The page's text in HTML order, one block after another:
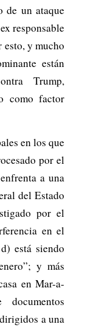
de un ataque
responsable
y mucho
están
Trump,
como factor
en los que
por el
a una
del Estado
por el
en el
está siendo
y más
en Mar-a-
a una